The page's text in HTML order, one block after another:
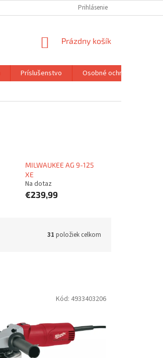
Prihlásenie
NÁKUPNÝ
Prázdny košík
Príslušenstvo
Osobné ochranné
MILWAUKEE AG 9-125
XE
Na dotaz
€239,99
31 položiek celkom
Kód: 4933403206